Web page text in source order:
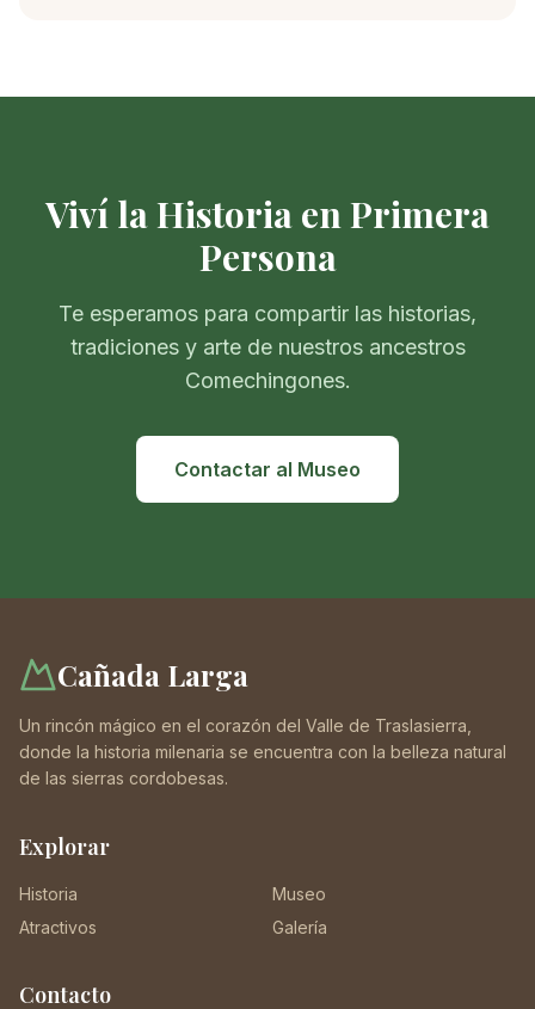
Viví la Historia en Primera
Persona
Te esperamos para compartir las historias,
tradiciones y arte de nuestros ancestros
Comechingones.
Contactar al Museo
Cañada Larga
Un rincón mágico en el corazón del Valle de Traslasierra,
donde la historia milenaria se encuentra con la belleza natural
de las sierras cordobesas.
Explorar
Historia
Museo
Atractivos
Galería
Contacto